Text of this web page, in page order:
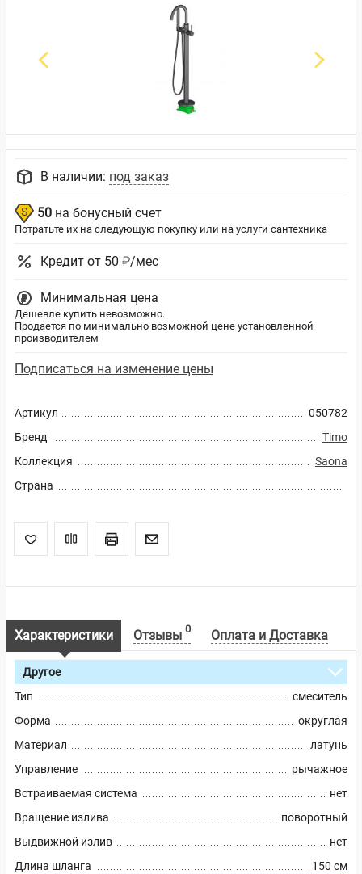
Артикул
050782
Бренд
Timo
Коллекция
Saona
Страна
В наличии: под заказ
50 на бонусный счет
Потратьте их на следующую покупку или на услуги сантехника
Кредит от 50 ₽/мес
Минимальная цена
Дешевле купить невозможно.
Продается по минимально возможной цене установленной
производителем
Подписаться на изменение цены
Характеристики Отзывы 0 Оплата и Доставка
Другое
Тип
смеситель
Форма
округлая
Материал
латунь
Управление
рычажное
Встраиваемая система
нет
Вращение излива
поворотный
Выдвижной излив
нет
Длина шланга
150 см